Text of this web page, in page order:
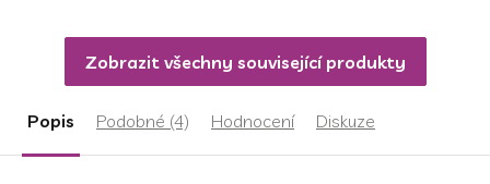
Zobrazit všechny související produkty
Popis Podobné (4) Hodnocení Diskuze